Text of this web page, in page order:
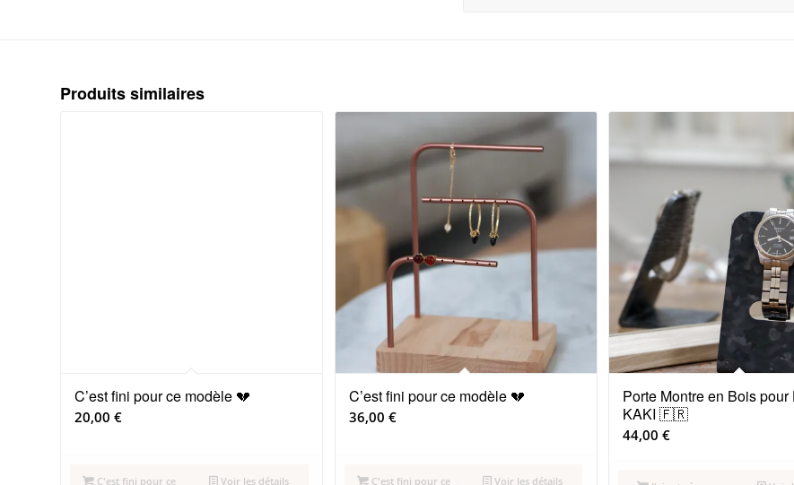
Produits similaires
C’est fini pour ce modèle 💔
20,00 €
C'est fini pour ce Voir les détails
C’est fini pour ce modèle 💔
36,00 €
C'est fini pour ce Voir les détails
Porte Montre en Bois pour
KAKI 🇫🇷
44,00€